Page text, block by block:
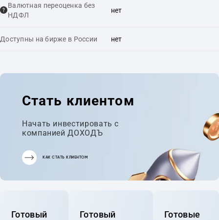
Валютная переоценка без
НДФЛ
нет
Доступны на бирже в России нет
Стать клиентом
Начать инвестировать с
компанией ДОХОДЪ
КАК СТАТЬ КЛИЕНТОМ
Готовый
Готовый
Готовые